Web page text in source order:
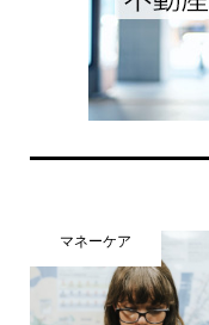
マネーケア